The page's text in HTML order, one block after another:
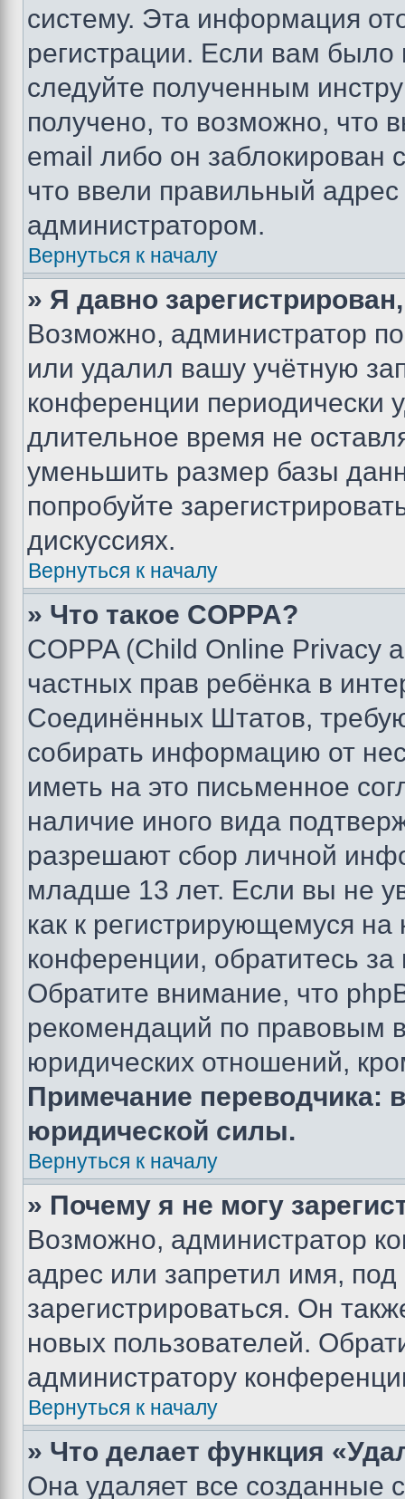
систему. Эта информация
регистрации. Если вам
следуйте полученным
получено, то возможно, что
email либо он
что ввели правильный адрес
администратором.
Вернуться к началу
» Я давно
Возможно, администратор
или удалил вашу учётную
конференции периодически
длительное время не
уменьшить размер базы
попробуйте
дискуссиях.
Вернуться к началу
» Что такое COPPA?
COPPA (Child Online Privacy
частных прав ребёнка в
Соединённых Штатов,
собирать информацию от
иметь на это письменное
наличие иного вида
разрешают сбор личной
младше 13 лет. Если вы не
как к регистрирующемуся
конференции, обратитесь
Обратите внимание, что
рекомендаций по правовым
юридических отношений,
Примечание переводчика:
юридической силы.
Вернуться к началу
» Почему я не могу
Возможно, администратор
адрес или запретил имя,
зарегистрироваться. Он
новых пользователей.
администратору
Вернуться к началу
» Что делает функция
Она удаляет все созданные